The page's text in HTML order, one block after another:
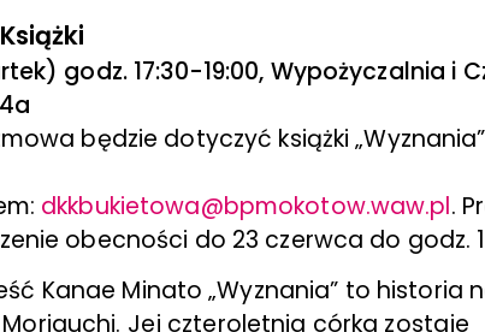
godz. 17:30-19:00, Wypożyczalnia i
będzie dotyczyć książki
dkkbukietowa@bpmokotow.waw.pl.
obecności do 23 czerwca do godz.
Kanae Minato „Wyznania” to historia
Moriguchi. Jej czteroletnia córka zostaje